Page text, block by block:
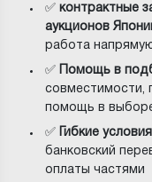
✅ контрактные
аукционов
работа
✅ Помощь в
совместимости,
помощь в
✅ Гибкие
банковский
оплаты частями